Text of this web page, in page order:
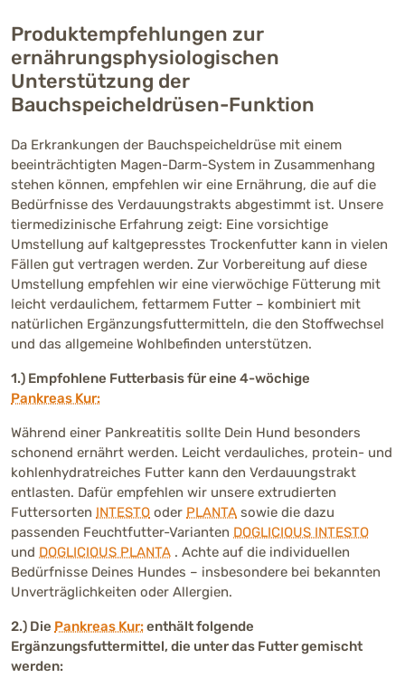
Produktempfehlungen zur
ernährungsphysiologischen
Unterstützung der
Bauchspeicheldrüsen-Funktion
Da Erkrankungen der Bauchspeicheldrüse mit einem
beeinträchtigten Magen-Darm-System in Zusammenhang
stehen können, empfehlen wir eine Ernährung, die auf die
Bedürfnisse des Verdauungstrakts abgestimmt ist. Unsere
tiermedizinische Erfahrung zeigt: Eine vorsichtige
Umstellung auf kaltgepresstes Trockenfutter kann in vielen
Fällen gut vertragen werden. Zur Vorbereitung auf diese
Umstellung empfehlen wir eine vierwöchige Fütterung mit
leicht verdaulichem, fettarmem Futter – kombiniert mit
natürlichen Ergänzungsfuttermitteln, die den Stoffwechsel
und das allgemeine Wohlbefinden unterstützen.
1.) Empfohlene Futterbasis für eine 4-wöchige
Pankreas Kur:
Während einer Pankreatitis sollte Dein Hund besonders
schonend ernährt werden. Leicht verdauliches, protein- und
kohlenhydratreiches Futter kann den Verdauungstrakt
entlasten. Dafür empfehlen wir unsere extrudierten
Futtersorten INTESTO oder PLANTA sowie die dazu
passenden Feuchtfutter-Varianten DOGLICIOUS INTESTO
und DOGLICIOUS PLANTA . Achte auf die individuellen
Bedürfnisse Deines Hundes – insbesondere bei bekannten
Unverträglichkeiten oder Allergien.
2.) Die Pankreas Kur:enthält folgende
Ergänzungsfuttermittel, die unter das Futter gemischt
werden: